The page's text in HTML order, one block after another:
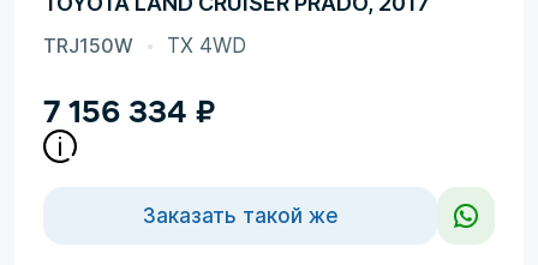
TRJ150W TX 4WD
7 156 334 ₽
Заказать такой же